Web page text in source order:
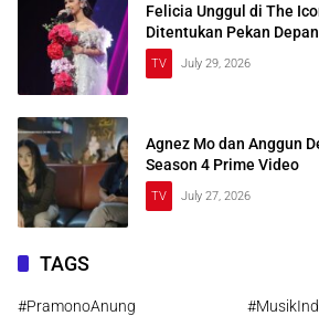
Felicia Unggul di The
Ditentukan Pekan Depan
TV July 29, 2026
Agnez Mo dan Anggun
Season 4 Prime Video
TV July 27, 2026
TAGS
#PramonoAnung